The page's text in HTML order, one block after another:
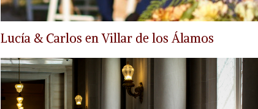
Lucía & Carlos en Villar de los Álamos